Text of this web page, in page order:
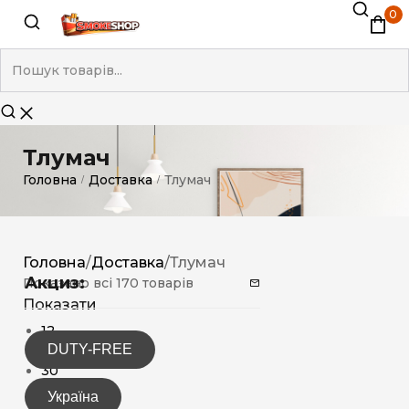
0
Тлумач
Головна / Доставка / Тлумач
Акциз:
DUTY-FREE
Україна
Головна/Доставка/Тлумач
Показано всі 170 товарів
Показати
12
15
30